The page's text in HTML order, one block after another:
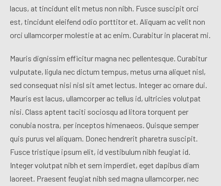
lacus, at tincidunt elit metus non nibh. Fusce suscipit orci
est, tincidunt eleifend odio porttitor et. Aliquam ac velit non
orci ullamcorper molestie at ac enim. Curabitur in placerat mi.
Mauris dignissim efficitur magna nec pellentesque. Curabitur
vulputate, ligula nec dictum tempus, metus urna aliquet nisl,
sed consequat nisi nisl sit amet lectus. Integer ac ornare dui.
Mauris est lacus, ullamcorper ac tellus id, ultricies volutpat
nisi. Class aptent taciti sociosqu ad litora torquent per
conubia nostra, per inceptos himenaeos. Quisque semper
quis purus vel aliquam. Donec hendrerit pharetra suscipit.
Fusce tristique ipsum elit, id vestibulum nibh feugiat id.
Integer volutpat nibh et sem imperdiet, eget dapibus diam
laoreet. Praesent feugiat nibh sed magna ullamcorper, nec